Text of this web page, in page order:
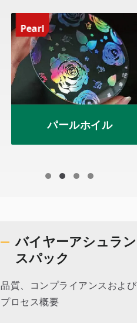
Pearl
パールホイル
バイヤーアシュラン
スパック
品質、コンプライアンスおよび
プロセス概要